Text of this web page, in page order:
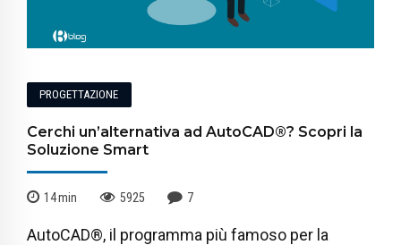
PROGETTAZIONE
Cerchi un’alternativa ad AutoCAD®? Scopri la
Soluzione Smart
14min 5925 7
AutoCAD®, il programma più famoso per la